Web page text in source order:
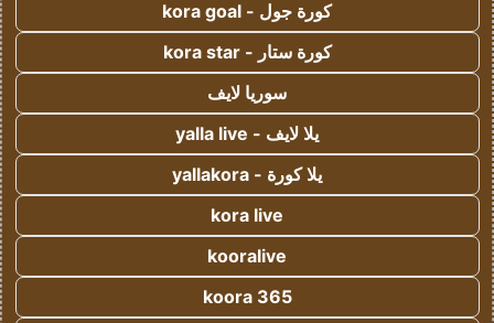
كورة جول - kora goal
كورة ستار - kora star
سوريا لايف
يلا لايف - yalla live
يلا كورة - yallakora
kora live
kooralive
koora 365